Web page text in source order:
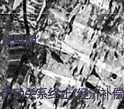
试用期
劳动关系终止/经济补偿